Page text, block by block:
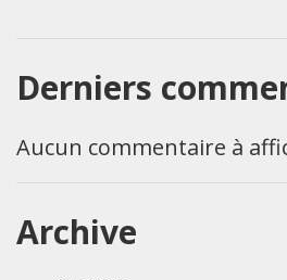
Derniers
Aucun commentaire à
Archive